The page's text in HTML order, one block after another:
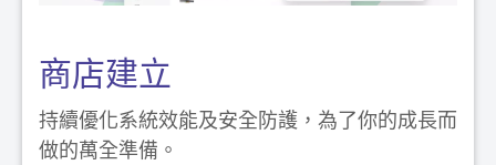
商店建立
持續優化系統效能及安全防護，為了你的成長而
做的萬全準備。